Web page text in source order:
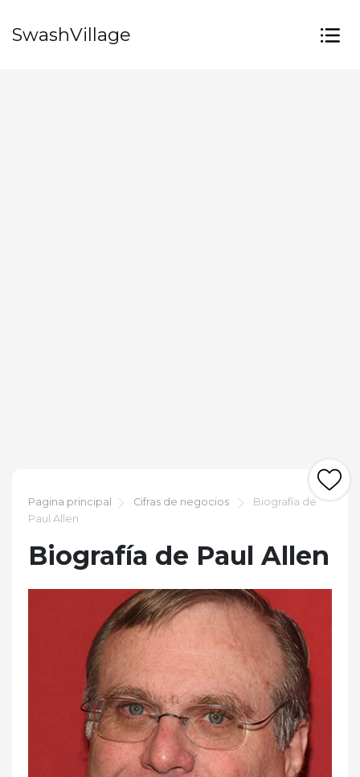
SwashVillage
Pagina principal Cifras de negocios
Biografía de
Paul Allen
Biografía de Paul Allen